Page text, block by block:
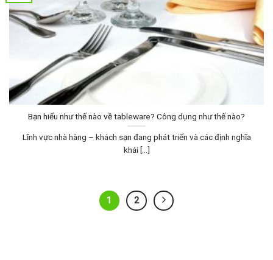
Bạn hiểu như thế nào về tableware? Công dụng như thế nào?
Lĩnh vực nhà hàng – khách sạn đang phát triển và các định nghĩa
khái [...]
1 2